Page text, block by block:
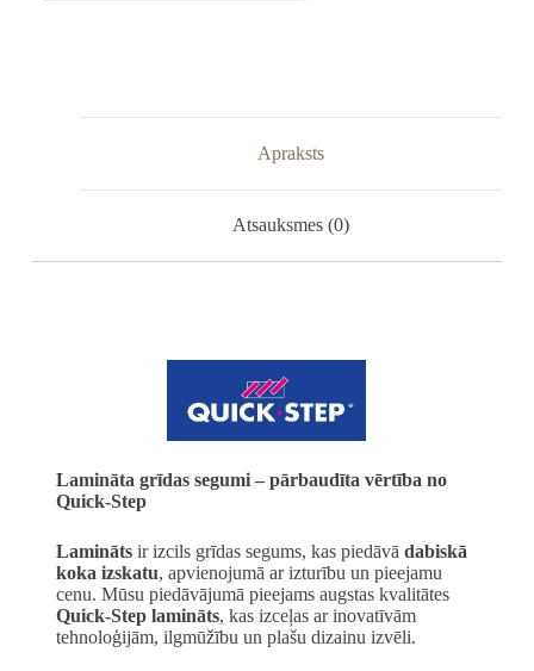
Apraksts
Atsauksmes (0)
Lamināta grīdas segumi – pārbaudīta vērtība no
Quick-Step
Laminātsir izcils grīdas segums, kas piedāvā dabiskā
koka izskatu, apvienojumā ar izturību un pieejamu
cenu. Mūsu piedāvājumā pieejams augstas kvalitātes
Quick-Step lamināts, kas izceļas ar inovatīvām
tehnoloģijām, ilgmūžību un plašu dizainu izvēli.